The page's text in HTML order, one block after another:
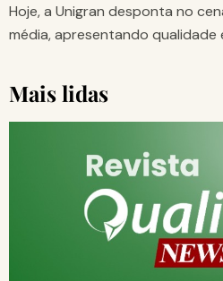
Hoje, a Unigran desponta no
média, apresentando
Mais lidas